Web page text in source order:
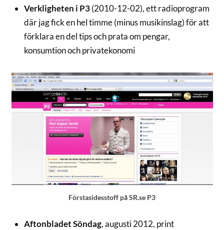
Verkligheten i P3(2010-12-02), ett radioprogram
där jag fick en hel timme (minus musikinslag) för att
förklara en del tips och prata om pengar,
konsumtion och privatekonomi
Förstasidesstoff på SR.se P3
Aftonbladet Söndag, augusti 2012, print